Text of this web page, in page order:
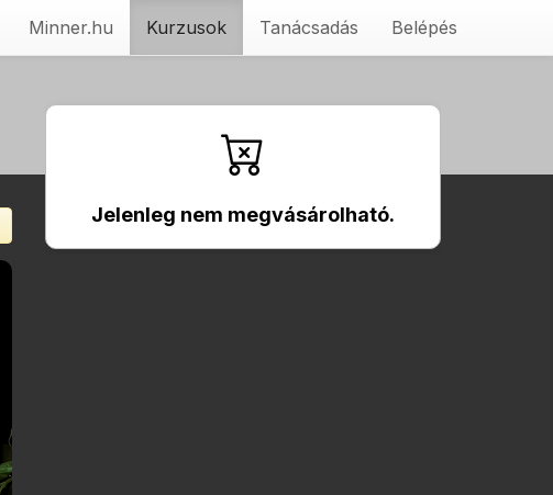
Minner.hu Kurzusok Tanácsadás Belépés
Jelenleg nem megvásárolható.